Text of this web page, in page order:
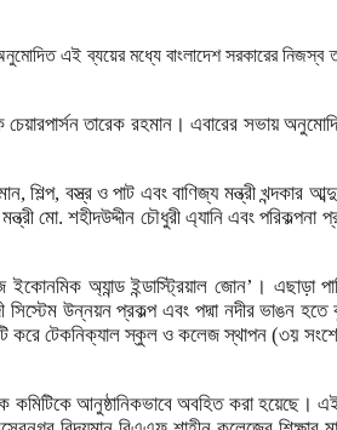
এই ব্যয়ের মধ্যে বাংলাদেশ সরকারের নিজস্ব
তারেক রহমান। এবারের সভায়
শিল্প, বস্ত্র ও পাট এবং বাণিজ্য মন্ত্রী
মো. শহীদউদ্দীন চৌধুরী এ্যানি এবং পরিকল্পনা
অ্যান্ড ইন্ডাস্ট্রিয়াল জোন’। এছাড়া
উন্নয়ন প্রকল্প এবং পদ্মা নদীর ভাঙন হতে
১টি করে টেকনিক্যাল স্কুল ও কলেজ স্থাপন (৩য়
আনুষ্ঠানিকভাবে অবহিত করা হয়েছে।